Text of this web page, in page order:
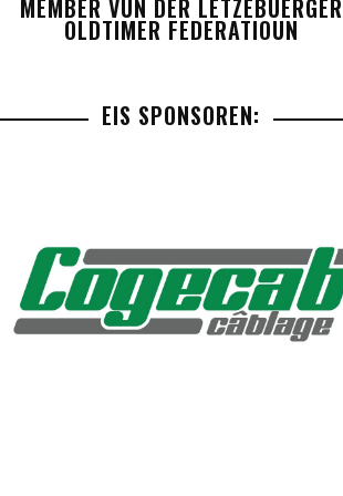
MEMBER VUN DER LETZEBUERGER
OLDTIMER FEDERATIOUN
EIS SPONSOREN: